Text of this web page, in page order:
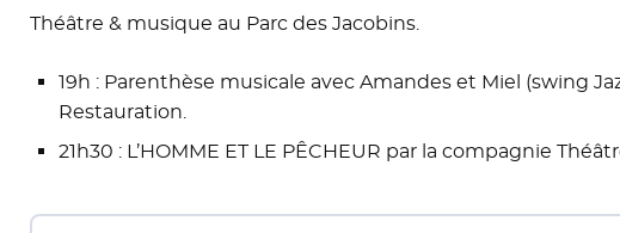
Théâtre & musique au Parc des Jacobins.
19h : Parenthèse musicale avec Amandes et Miel (swing
Restauration.
21h30 : L’HOMME ET LE PÊCHEUR par la compagnie